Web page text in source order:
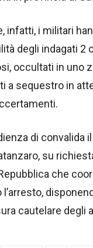
infatti, i militari
degli indagati 2
occultati in uno
a sequestro in
di convalida il
su
che
l’arresto,
cautelare degli